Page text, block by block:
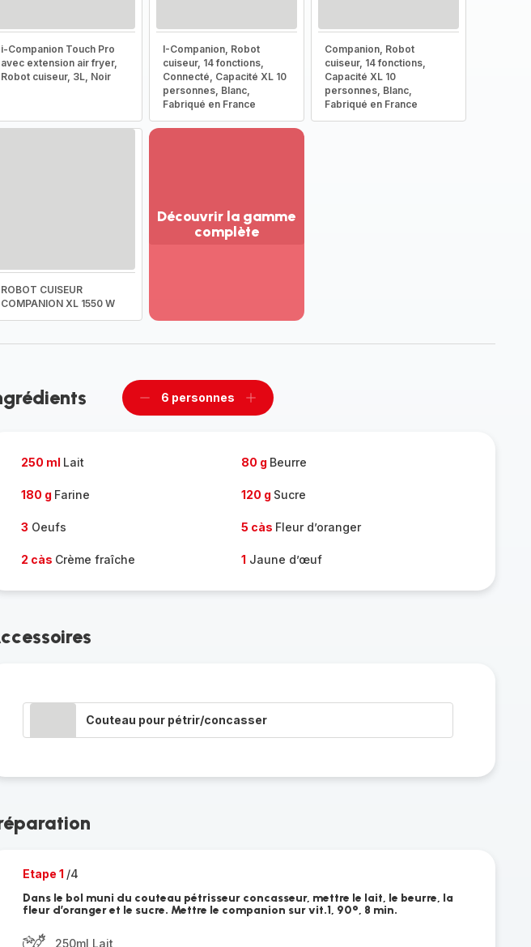
i-Companion Touch Pro
avec extension air fryer,
Robot cuiseur, 3L, Noir
I-Companion, Robot
cuiseur, 14 fonctions,
Connecté, Capacité XL 10
personnes, Blanc,
Fabriqué en France
Companion, Robot
cuiseur, 14 fonctions,
Capacité XL 10
personnes, Blanc,
Fabriqué en France
ROBOT CUISEUR
COMPANION XL 1550 W
Découvrir la gamme
complète
complète
Supprimer
6 personnes
Ajouter
250 ml Lait 80 g Beurre
180 g Farine 120 g Sucre
3 Oeufs 5 càs Fleur d’oranger
2 càs Crème fraîche 1 Jaune d’œuf
Couteau pour pétrir/concasser
Etape 1 /4
Dans le bol muni du couteau pétrisseur concasseur, mettre le lait, le beurre, la
fleur d’oranger et le sucre. Mettre le companion sur vit.1, 90°, 8 min.
250ml Lait